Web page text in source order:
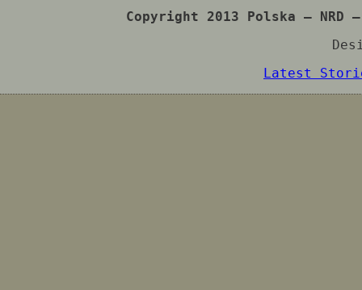
Copyright 2013 Polska –
Latest